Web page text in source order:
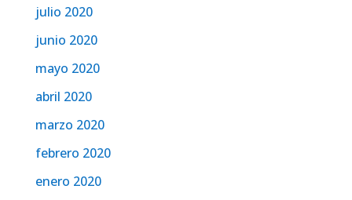
julio 2020
junio 2020
mayo 2020
abril 2020
marzo 2020
febrero 2020
enero 2020